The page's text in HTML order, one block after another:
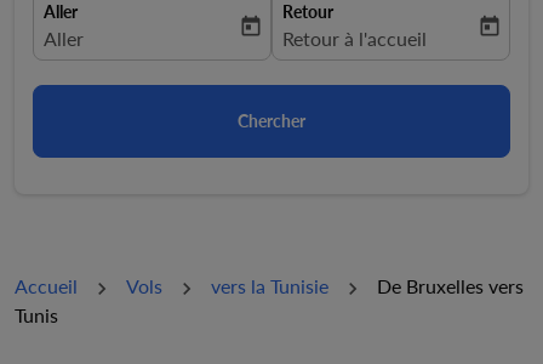
Aller
fc-booking-departure-date-aria-label
Aller today
Retour
fc-booking-return-date-aria-
Retour à l'accueil today
Chercher
Accueil Vols vers la Tunisie
De Bruxelles vers
Tunis